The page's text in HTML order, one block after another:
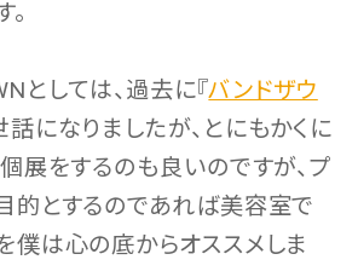
としては、過去に『バンドザウ
話になりましたが、とにもかくに
個展をするのも良いのですが、プ
的とするのであれば美容室で
僕は心の底からオススメしま